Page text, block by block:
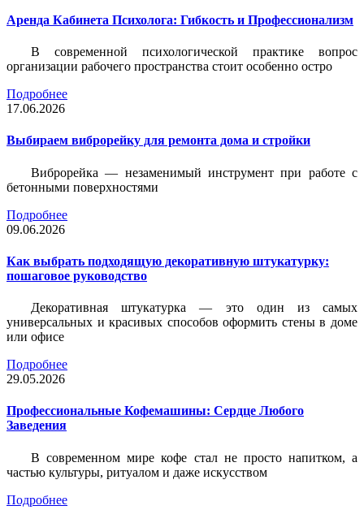
Аренда Кабинета Психолога: Гибкость и Профессионализм
В современной психологической практике вопрос
организации рабочего пространства стоит особенно остро
Подробнее
17.06.2026
Выбираем виброрейку для ремонта дома и стройки
Виброрейка — незаменимый инструмент при работе с
бетонными поверхностями
Подробнее
09.06.2026
Как выбрать подходящую декоративную штукатурку:
пошаговое руководство
Декоративная штукатурка — это один из самых
универсальных и красивых способов оформить стены в доме
или офисе
Подробнее
29.05.2026
Профессиональные Кофемашины: Сердце Любого
Заведения
В современном мире кофе стал не просто напитком, а
частью культуры, ритуалом и даже искусством
Подробнее